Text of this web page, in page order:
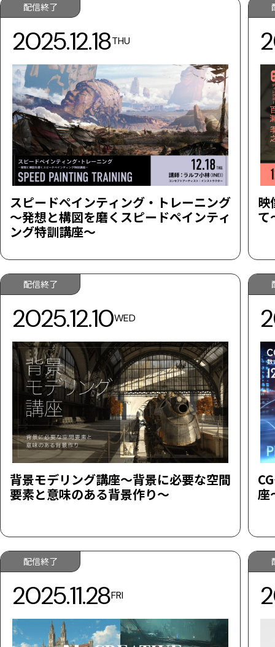
配信終了
2025.12.18THU
スピードペインティング・トレーニング
～発想と構図を磨くスピードペインティ
ング特訓講座～
映
て
配信終了
2025.12.10WED
背景モデリング講座～背景に必要な空間
要素と意味のある背景作り～
座
配信終了
2025.11.28FRI